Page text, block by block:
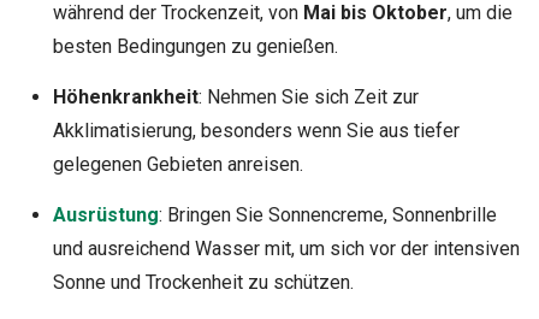
während der Trockenzeit, von Mai bis Oktober, um die
besten Bedingungen zu genießen.
Höhenkrankheit: Nehmen Sie sich Zeit zur
Akklimatisierung, besonders wenn Sie aus tiefer
gelegenen Gebieten anreisen.
Ausrüstung: Bringen Sie Sonnencreme, Sonnenbrille
und ausreichend Wasser mit, um sich vor der intensiven
Sonne und Trockenheit zu schützen.